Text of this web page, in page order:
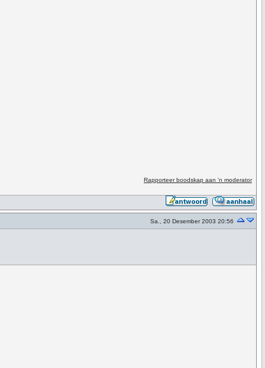
Rapporteer boodskap aan 'n moderator
Sa., 20 Desember 2003 20:56